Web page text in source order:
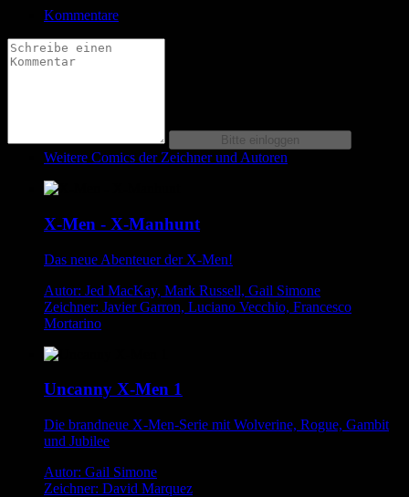
Kommentare
Weitere Comics der Zeichner und Autoren
X-Men - X-Manhunt
Das neue Abenteuer der X-Men!
Autor: Jed MacKay, Mark Russell, Gail Simone
Zeichner: Javier Garron, Luciano Vecchio, Francesco
Mortarino
Uncanny X-Men 1
Die brandneue X-Men-Serie mit Wolverine, Rogue, Gambit
und Jubilee
Autor: Gail Simone
Zeichner: David Marquez